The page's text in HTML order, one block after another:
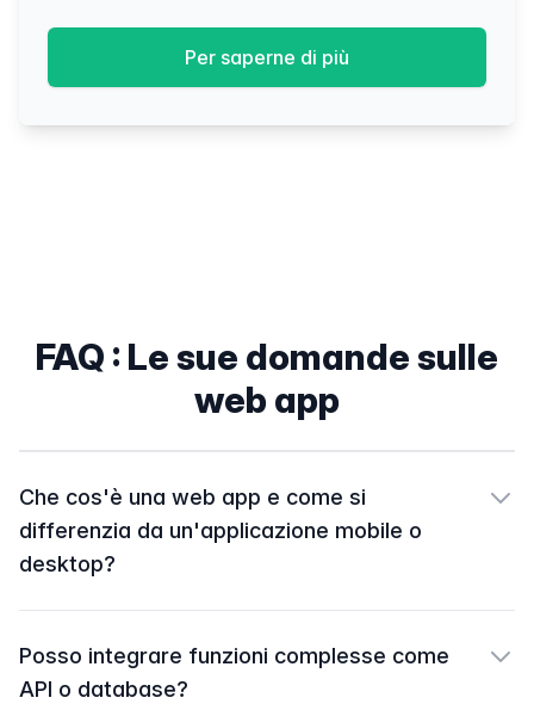
Per saperne di più
FAQ : Le sue domande sulle
web app
Che cos'è una web app e come si
differenzia da un'applicazione mobile o
desktop?
Posso integrare funzioni complesse come
API o database?